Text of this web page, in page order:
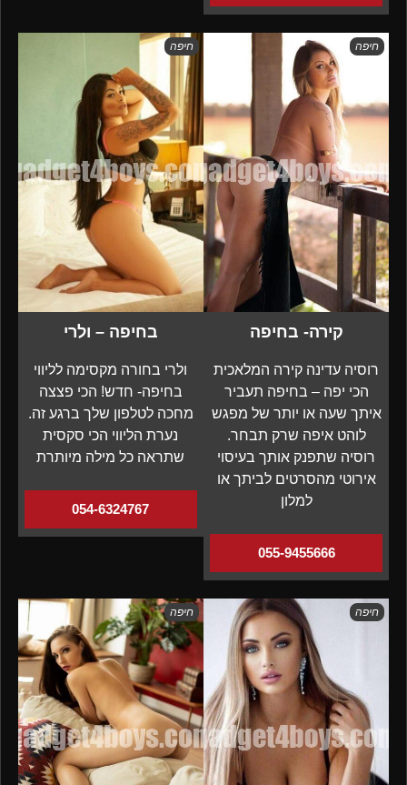
חיפה
קירה- בחיפה
רוסיה עדינה קירה המלאכית
הכי יפה – בחיפה תעביר
איתך שעה או יותר של מפגש
לוהט איפה שרק תבחר.
רוסיה שתפנק אותך בעיסוי
אירוטי מהסרטים לביתך או
למלון
055-9455666
חיפה
בחיפה – ולרי
ולרי בחורה מקסימה לליווי
בחיפה- חדש! הכי פצצה
מחכה לטלפון שלך ברגע זה.
נערת הליווי הכי סקסית
שתראה כל מילה מיותרת
054-6324767
חיפה חיפה